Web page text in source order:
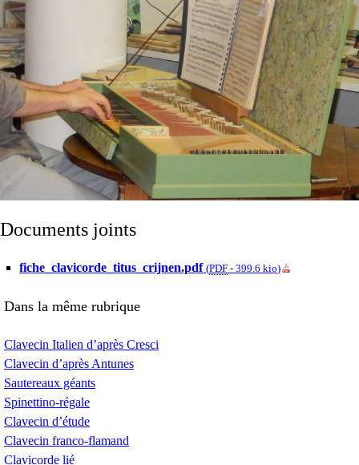
Documents joints
fiche_clavicorde_titus_crijnen.pdf (PDF - 399.6 kio)
Dans la même rubrique
Clavecin Italien d’après Cresci
Clavecin d’après Antunes
Sautereaux géants
Spinettino-régale
Clavecin d’étude
Clavecin franco-flamand
Clavicorde lié